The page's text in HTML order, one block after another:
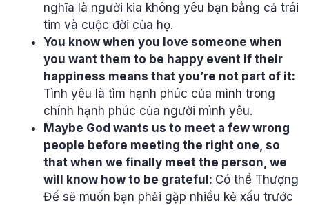
nghĩa là người kia không yêu bạn bằng cả trái
tim và cuộc đời của họ.
You know when you love someone when
you want them to be happy event if their
happiness means that you’re not part of it:
Tình yêu là tìm hạnh phúc của mình trong
chính hạnh phúc của người mình yêu.
Maybe God wants us to meet a few wrong
people before meeting the right one, so
that when we finally meet the person, we
will know how to be grateful: Có thể Thượng
Đế sẽ muốn bạn phải gặp nhiều kẻ xấu trước